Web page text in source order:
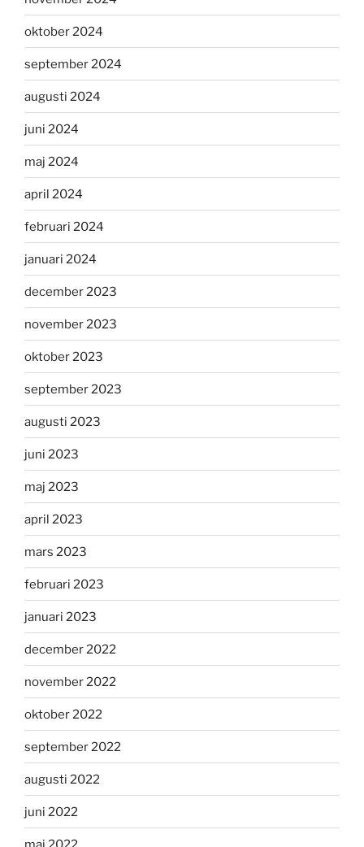
oktober 2024
september 2024
augusti 2024
juni 2024
maj 2024
april 2024
februari 2024
januari 2024
december 2023
november 2023
oktober 2023
september 2023
augusti 2023
juni 2023
maj 2023
april 2023
mars 2023
februari 2023
januari 2023
december 2022
november 2022
oktober 2022
september 2022
augusti 2022
juni 2022